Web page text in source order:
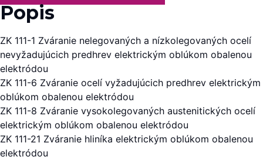
Popis
ZK 111-1 Zváranie nelegovaných a nízkolegovaných ocelí
nevyžadujúcich predhrev elektrickým oblúkom obalenou
elektródou
ZK 111-6 Zváranie ocelí vyžadujúcich predhrev elektrickým
oblúkom obalenou elektródou
ZK 111-8 Zváranie vysokolegovaných austenitických ocelí
elektrickým oblúkom obalenou elektródou
ZK 111-21 Zváranie hliníka elektrickým oblúkom obalenou
elektródou